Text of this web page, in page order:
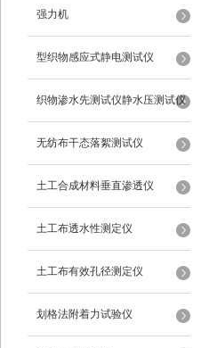
强力机
型织物感应式静电测试仪
织物渗水先测试仪静水压测试仪
无纺布干态落絮测试仪
土工合成材料垂直渗透仪
土工布透水性测定仪
土工布有效孔径测定仪
划格法附着力试验仪